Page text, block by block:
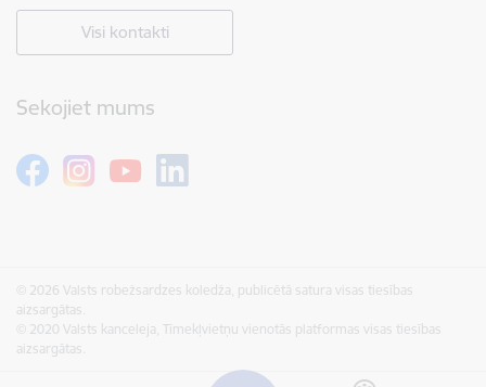
Visi kontakti
Sekojiet mums
© 2026 Valsts robežsardzes koledža, publicētā satura visas tiesības
aizsargātas.
© 2020 Valsts kanceleja, Tīmekļvietņu vienotās platformas visas tiesības
aizsargātas.